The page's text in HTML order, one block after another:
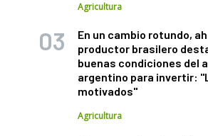
Agricultura
En un cambio rotundo,
productor brasilero
buenas condiciones del
argentino para invertir:
motivados"
Agricultura